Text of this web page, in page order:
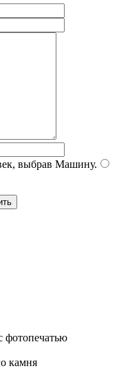
выбрав Машину.
камня